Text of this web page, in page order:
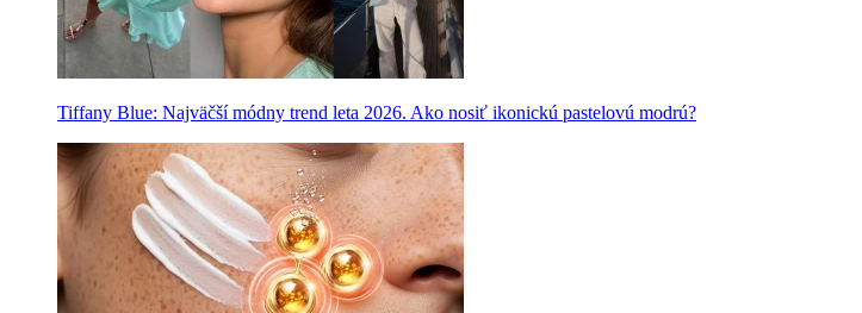
Tiffany Blue: Najväčší módny trend leta 2026. Ako nosiť ikonickú pastelovú modrú?